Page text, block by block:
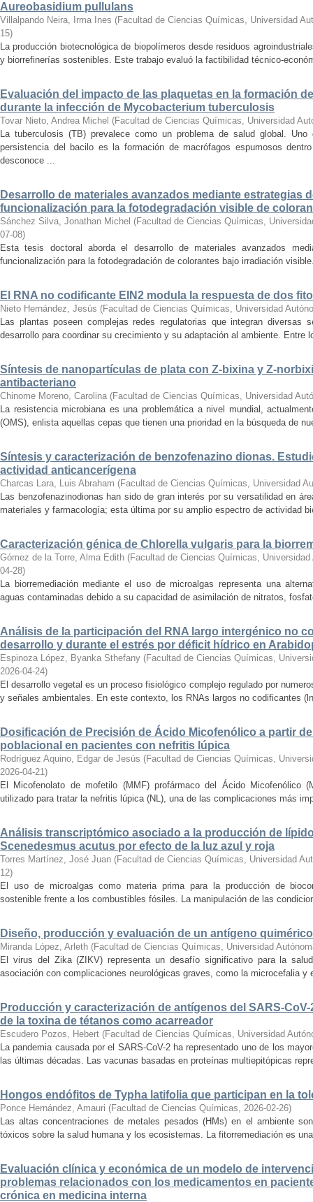
Aureobasidium pullulans
Villalpando Neira, Irma Ines (Facultad de Ciencias Químicas, Universidad
15)
La producción biotecnológica de biopolímeros desde residuos
y biorrefinerías sostenibles. Este trabajo evaluó la factibilidad técnico-
Evaluación del impacto de las plaquetas en la formación
durante la infección de Mycobacterium tuberculosis
Tovar Nieto, Andrea Michel (Facultad de Ciencias Químicas, Universidad
La tuberculosis (TB) prevalece como un problema de salud global.
persistencia del bacilo es la formación de macrófagos espumosos
desconoce ...
Desarrollo de materiales avanzados mediante estrategias
funcionalización para la fotodegradación visible de
Sánchez Silva, Jonathan Michel (Facultad de Ciencias Químicas,
07-08)
Esta tesis doctoral aborda el desarrollo de materiales avanzados
funcionalización para la fotodegradación de colorantes bajo irradiación
El RNA no codificante EIN2 modula la respuesta de dos
Nieto Hernández, Jesús (Facultad de Ciencias Químicas, Universidad
Las plantas poseen complejas redes regulatorias que integran diversas
desarrollo para coordinar su crecimiento y su adaptación al ambiente. Entre
Síntesis de nanopartículas de plata con Z-bixina y Z-
antibacteriano
Chinome Moreno, Carolina (Facultad de Ciencias Químicas, Universidad
La resistencia microbiana es una problemática a nivel mundial,
(OMS), enlista aquellas cepas que tienen una prioridad en la búsqueda de
Síntesis y caracterización de benzofenazino dionas.
actividad anticancerígena
Charcas Lara, Luis Abraham (Facultad de Ciencias Químicas, Universidad
Las benzofenazinodionas han sido de gran interés por su versatilidad en
materiales y farmacología; esta última por su amplio espectro de actividad
Caracterización génica de Chlorella vulgaris para la
Gómez de la Torre, Alma Edith (Facultad de Ciencias Químicas,
04-28)
La biorremediación mediante el uso de microalgas representa una
aguas contaminadas debido a su capacidad de asimilación de nitratos,
Análisis de la participación del RNA largo intergénico no
desarrollo y durante el estrés por déficit hídrico en
Espinoza López, Byanka Sthefany (Facultad de Ciencias Químicas,
2026-04-24)
El desarrollo vegetal es un proceso fisiológico complejo regulado por
y señales ambientales. En este contexto, los RNAs largos no codificantes
Dosificación de Precisión de Ácido Micofenólico a partir
poblacional en pacientes con nefritis lúpica
Rodríguez Aquino, Edgar de Jesús (Facultad de Ciencias Químicas,
2026-04-21)
El Micofenolato de mofetilo (MMF) profármaco del Ácido Micofenólico
utilizado para tratar la nefritis lúpica (NL), una de las complicaciones más
Análisis transcriptómico asociado a la producción de
Scenedesmus acutus por efecto de la luz azul y roja
Torres Martínez, José Juan (Facultad de Ciencias Químicas, Universidad
12)
El uso de microalgas como materia prima para la producción de
sostenible frente a los combustibles fósiles. La manipulación de las
Diseño, producción y evaluación de un antígeno
Miranda López, Arleth (Facultad de Ciencias Químicas, Universidad
El virus del Zika (ZIKV) representa un desafío significativo para la
asociación con complicaciones neurológicas graves, como la microcefalia y
Producción y caracterización de antígenos del SARS-
de la toxina de tétanos como acarreador
Escudero Pozos, Hebert (Facultad de Ciencias Químicas, Universidad
La pandemia causada por el SARS-CoV-2 ha representado uno de los
las últimas décadas. Las vacunas basadas en proteínas multiepitópicas
Hongos endófitos de Typha latifolia que participan en la
Ponce Hernández, Amauri (Facultad de Ciencias Químicas, 2026-02-26)
Las altas concentraciones de metales pesados (HMs) en el ambiente
tóxicos sobre la salud humana y los ecosistemas. La fitorremediación es
Evaluación clínica y económica de un modelo de
problemas relacionados con los medicamentos en
crónica en medicina interna